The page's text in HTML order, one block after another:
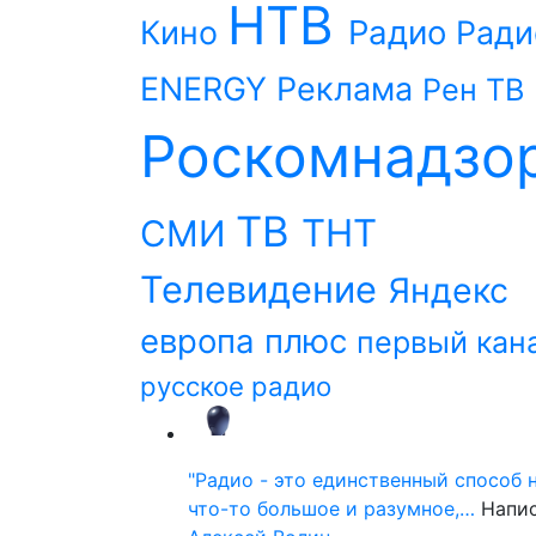
Кино НТВ Радио
ENERGY Реклама Рен ТВ
СМИ ТВ ТНТ
Телевидение Яндекс
европа плюс первый
русское радио
"Радио - это единственный способ
что-то большое и разумное,…